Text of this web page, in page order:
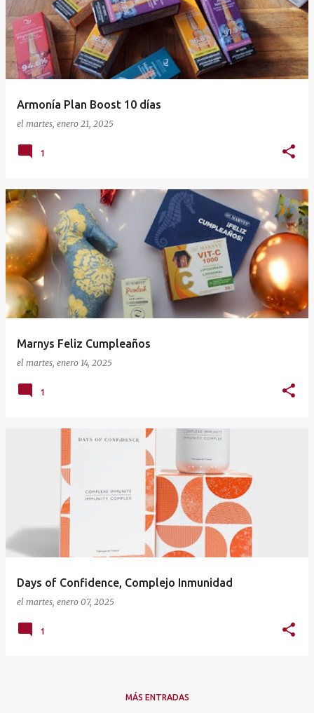
Armonía Plan Boost 10 días
el martes, enero 21, 2025
1
Marnys Feliz Cumpleaños
el martes, enero 14, 2025
1
Days of Confidence, Complejo Inmunidad
el martes, enero 07, 2025
1
MÁS ENTRADAS